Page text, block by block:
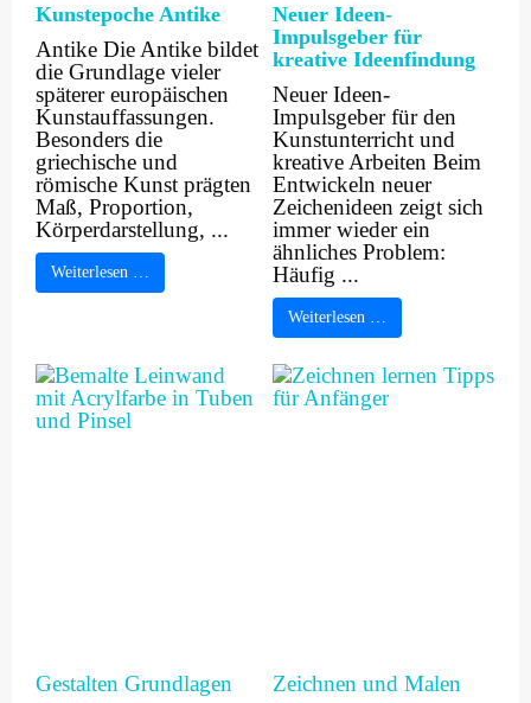
Kunstepoche Antike
Antike Die Antike bildet
die Grundlage vieler
späterer europäischen
Kunstauffassungen.
Besonders die
griechische und
römische Kunst prägten
Maß, Proportion,
Körperdarstellung, ...
Weiterlesen …
Neuer Ideen-
Impulsgeber für
kreative Ideenfindung
Neuer Ideen-
Impulsgeber für den
Kunstunterricht und
kreative Arbeiten Beim
Entwickeln neuer
Zeichenideen zeigt sich
immer wieder ein
ähnliches Problem:
Häufig ...
Weiterlesen …
Gestalten Grundlagen Zeichnen und Malen